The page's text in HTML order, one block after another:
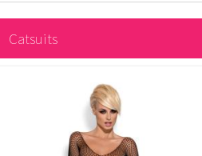
Catsuits